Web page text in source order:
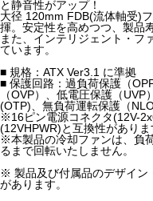
と静音性がアップ！
大径 120mm FDB(流体軸受)
揮。安定性を高めつつ、製品
また、インテリジェント・フ
ています。
■ 規格：ATX Ver3.1 に準拠
■ 保護回路：過負荷保護（
（OVP）、低電圧保護（
(OTP)、無負荷運転保護（NLO
※16ピン電源コネクタ(12V-
(12VHPWR)と互換性がありま
※本製品の冷却ファンは、負
るまで回転いたしません。
※ 製品及び付属品のデザイン
があります。